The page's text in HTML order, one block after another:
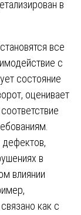
в
все
с
состояние
оценивает
в
влиянии
как с